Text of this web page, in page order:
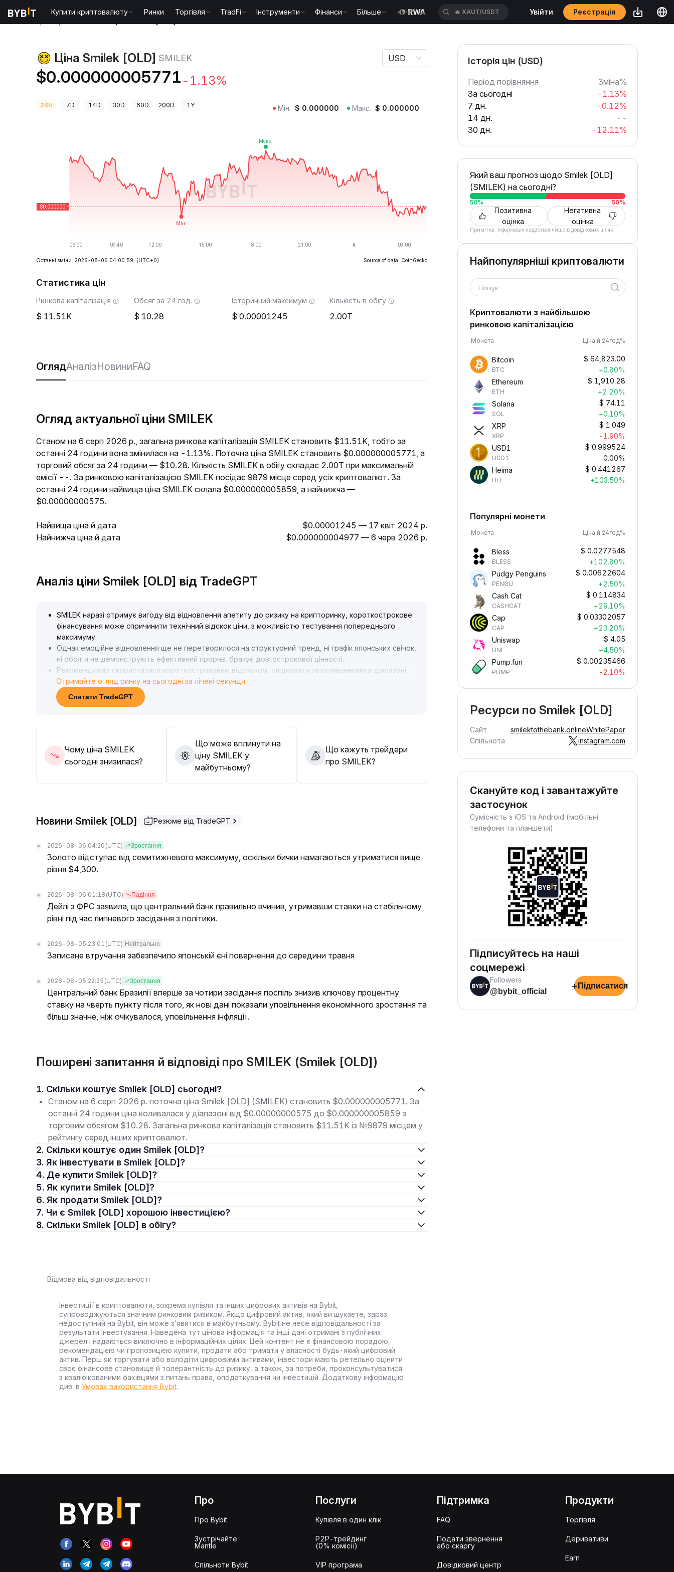
Купити криптовалюту Ринки Торгівля TradFi Інструменти Фінанси Більше 🔥 XAUUSDT Увійти Реєстрація
Ціна Smilek [OLD] SMILEK
$0.000000005771 -1.13%
USD
24H 7D 14D 30D 60D 200D 1Y Мін. $ 0.000000 Макс. $ 0.000000
Останні зміни: 2026-08-06 04:00:59. (UTC+0) Source of data: CoinGecko
Статистика цін
Ринкова капіталізація
11.51K
Обсяг за 24 год.
10.28
Історичний максимум
0.00001245
Кількість в обігу
2.00T
ОглядАналізНовиниFAQ
Огляд актуальної ціни SMILEK
Станом на 6 серп 2026 р., загальна ринкова капіталізація SMILEK становить $11.51K, тобто за
останні 24 години вона змінилася на -1.13%. Поточна ціна SMILEK становить $0.000000005771, а
торговий обсяг за 24 години — $10.28. Кількість SMILEK в обігу складає 2.00T при максимальній
емісії --. За ринковою капіталізацією SMILEK посідає 9879 місце серед усіх криптовалют. За
останні 24 години найвища ціна SMILEK склала $0.000000005859, а найнижча —
$0.00000000575.
Найвища ціна й дата
$0.00001245 — 17 квіт 2024 р.
Найнижча ціна й дата
$0.000000004977 — 6 черв 2026 р.
Аналіз ціни Smilek [OLD] від TradeGPT
SMILEK наразі отримує вигоду від відновлення апетиту до ризику на крипторинку, короткострокове
фінансування може спричинити технічний відскок ціни, з можливістю тестування попереднього
максимуму.
Однак емоційне відновлення ще не перетворилося на структурний тренд, ні графік японських свічок,
ні обсяги не демонструють ефективний прорив, бракує довгострокової цінності.
Рекомендуємо скористатися короткостроковим відскоком, слідкувати за коливаннями в діапазоні
3%-5%, чітко дотримуватися стратегій take-profit і stop-loss
Якщо ціна не втримується у ключовій зоні зосередження угод, варто обережно уникати ризику
зниження
Отримайте огляд ринку на сьогодні за лічені секунди
Спитати TradeGPT
Чому ціна SMILEK
сьогодні знизилася?
Що може вплинути на
ціну SMILEK у
майбутньому?
Що кажуть трейдери
про SMILEK?
Новини Smilek [OLD] Резюме від TradeGPT
2026-08-06 04:20 (UTC) Зростання
Золото відступає від семитижневого максимуму, оскільки бички намагаються утриматися вище
рівня $4,300.
2026-08-06 01:18 (UTC) Падіння
Дейлі з ФРС заявила, що центральний банк правильно вчинив, утримавши ставки на стабільному
рівні під час липневого засідання з політики.
2026-08-05 23:01 (UTC) Нейтрально
Записане втручання забезпечило японській єні повернення до середини травня
2026-08-05 22:25 (UTC) Зростання
Центральний банк Бразилії вперше за чотири засідання поспіль знизив ключову процентну
ставку на чверть пункту після того, як нові дані показали уповільнення економічного зростання та
більш значне, ніж очікувалося, уповільнення інфляції.
Поширені запитання й відповіді про SMILEK (Smilek [OLD])
1. Скільки коштує Smilek [OLD] сьогодні?
Станом на 6 серп 2026 р. поточна ціна Smilek [OLD] (SMILEK) становить $0.000000005771. За
останні 24 години ціна коливалася у діапазоні від $0.00000000575 до $0.000000005859 з
торговим обсягом $10.28. Загальна ринкова капіталізація становить $11.51K із №9879 місцем у
рейтингу серед інших криптовалют.
2. Скільки коштує один Smilek [OLD]?
3. Як інвестувати в Smilek [OLD]?
4. Де купити Smilek [OLD]?
5. Як купити Smilek [OLD]?
6. Як продати Smilek [OLD]?
7. Чи є Smilek [OLD] хорошою інвестицією?
8. Скільки Smilek [OLD] в обігу?
Відмова від відповідальності
Інвестиції в криптовалюти, зокрема купівля та інших цифрових активів на Bybit,
супроводжуються значним ринковим ризиком. Якщо цифровий актив, який ви шукаєте, зараз
недоступний на Bybit, він може з’явитися в майбутньому. Bybit не несе відповідальності за
результати інвестування. Наведена тут цінова інформація та інші дані отримані з публічних
джерел і надаються виключно в інформаційних цілях. Цей контент не є фінансовою порадою,
рекомендацією чи пропозицією купити, продати або тримати у власності будь-який цифровий
актив. Перш як торгувати або володіти цифровими активами, інвестори мають ретельно оцінити
своє фінансове становище й толерантність до ризику, а також, за потреби, проконсультуватися
з кваліфікованими фахівцями з питань права, оподаткування чи інвестицій. Додаткову інформацію
див. в Умовах використання Bybit.
Історія цін (USD)
Період порівняння
Зміна%
За сьогодні
-1.13%
7 дн.
-0.12%
14 дн.
--
30 дн.
-12.11%
Який ваш прогноз щодо Smilek [OLD]
(SMILEK) на сьогодні?
50% 50%
Позитивна
оцінка
Негативна
оцінка
Примітка. Інформація надається лише в довідкових цілях.
Найпопулярніші криптовалюти
Пошук
Криптовалюти з найбільшою
ринковою капіталізацією
Монета Ціна й 24год%
Bitcoin
BTC
$ 64,823.00
+0.80%
Ethereum
ETH
$ 1,910.28
+2.20%
Solana
SOL
$ 74.11
+0.10%
XRP
XRP
$ 1.049
-1.90%
USD1
USD1
$ 0.999524
0.00%
Heima
HEI
$ 0.441267
+103.50%
Популярні монети
Монета Ціна й 24год%
Bless
BLESS
$ 0.0277548
+102.80%
Pudgy Penguins
PENGU
$ 0.00622604
+2.50%
Cash Cat
CASHCAT
$ 0.114834
+29.10%
Cap
CAP
$ 0.03302057
+23.20%
Uniswap
UNI
$ 4.05
+4.50%
Pump.fun
PUMP
$ 0.00235466
-2.10%
Ресурси по Smilek [OLD]
Сайт smilektothebank.onlineWhitePaper
Спільнота
instagram.com
Скануйте код і завантажуйте
застосунок
Сумісність з iOS та Android (мобільні
телефони та планшети)
Підписуйтесь на наші
соцмережі
Followers
@bybit_official
+ Підписатися
Про
Про Bybit
Зустрічайте
Mantle
Спільноти Bybit
Послуги
Купівля в один клік
P2P-трейдинг
(0% комісії)
VIP програма
Підтримка
FAQ
Подати звернення
або скаргу
Довідковий центр
Продукти
Торгівля
Деривативи
Earn